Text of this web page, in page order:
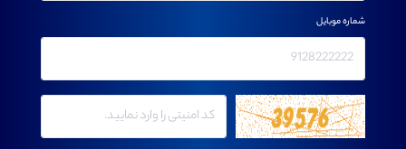
شماره موبایل